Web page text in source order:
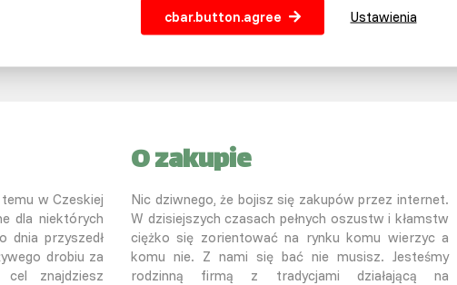
SLEPICAR blog z pasją info@slepicar.pl
w Czeskiej
dla niektórych
dnia przyszedł
drobiu za
cel znajdziesz
O zakupie
Nic dziwnego, że bojisz się zakupów przez internet.
W dzisiejszych czasach pełnych oszustw i kłamstw
ciężko się zorientować na rynku komu wierzyc a
komu nie. Z nami się bać nie musisz. Jesteśmy
rodzinną firmą z tradycjami działającą na
cbar.button.agree Ustawienia